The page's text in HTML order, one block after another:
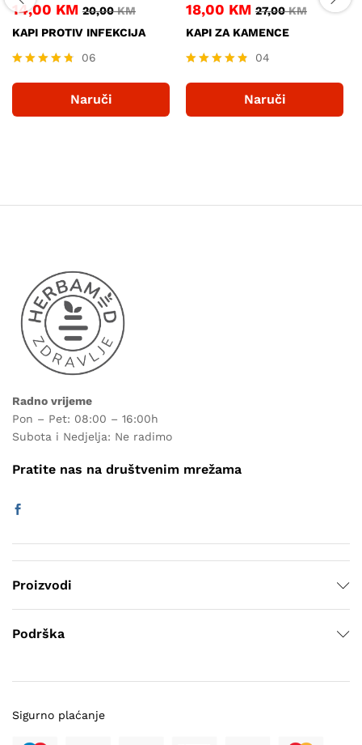
14,00 KM 20,00KM
KAPI PROTIV INFEKCIJA
4.67
06
Naruči
18,00 KM 27,00KM
KAPI ZA KAMENCE
4.75
04
Naruči
Radno vrijeme
Pon – Pet: 08:00 – 16:00h
Subota i Nedjelja: Ne radimo
Pratite nas na društvenim mrežama
Proizvodi
Podrška
Sigurno plaćanje